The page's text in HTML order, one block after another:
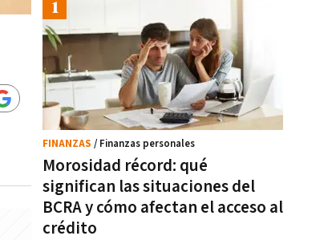
Morosidad récord: qué
significan las situaciones del
BCRA y cómo afectan el acceso al
crédito
FINANZAS / Finanzas personales